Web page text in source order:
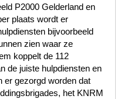
P2000 Gelderland en
plaats wordt er
bijvoorbeeld
zien waar ze
koppelt de 112
de juiste hulpdiensten en
er gezorgd worden dat
het KNRM